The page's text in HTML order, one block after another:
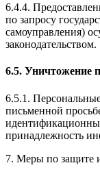
6.4.4.
по запросу
самоуправления)
законодательством.
6.5. Уничтожение
6.5.1.
письменной
принадлежность
7. Меры по защите